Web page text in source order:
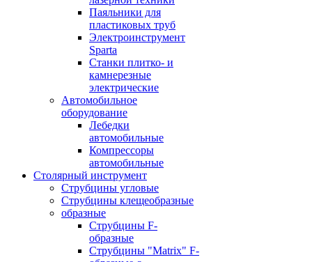
Паяльники для
пластиковых труб
Электроинструмент
Sparta
Станки плитко- и
камнерезные
электрические
Автомобильное
оборудование
Лебедки
автомобильные
Компрессоры
автомобильные
Столярный инструмент
Струбцины угловые
Струбцины клещеобразные
образные
Струбцины F-
образные
Струбцины "Matrix" F-